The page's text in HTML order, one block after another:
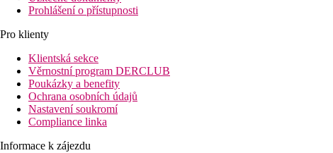
Prohlášení o přístupnosti
Pro klienty
Klientská sekce
Věrnostní program DERCLUB
Poukázky a benefity
Ochrana osobních údajů
Nastavení soukromí
Compliance linka
Informace k zájezdu